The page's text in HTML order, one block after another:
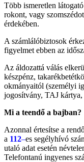
Több ismeretlen
rokont, vagy
érdekében.
A számlálóbiztosok
figyelmet ebben az
Az áldozattá válás
készpénz,
okmányaitól (személyi
jogosítvány, TAJ
Mi a teendő a bajban?
Azonnal értesítse a
a 112–es segélyhívó
utaló adat esetén
Telefontanú ingyenes